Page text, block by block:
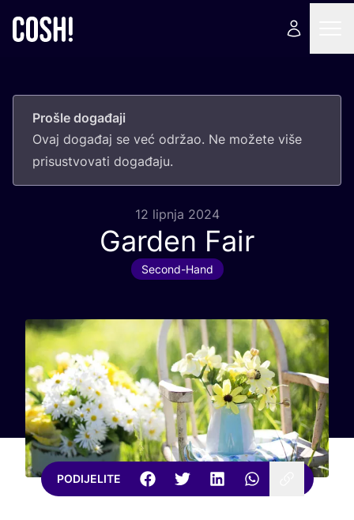
Prošle događaji
Ovaj doga­đaj se već odr­žao. Ne može­te više
pri­sus­tvo­va­ti događaju.
12 lipnja 2024
Garden Fair
Second-Hand
PODIJELITE